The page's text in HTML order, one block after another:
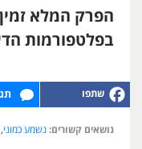
הפרק המלא
בפלטפורמות
נושאים קשורים: נשמע כמוני,